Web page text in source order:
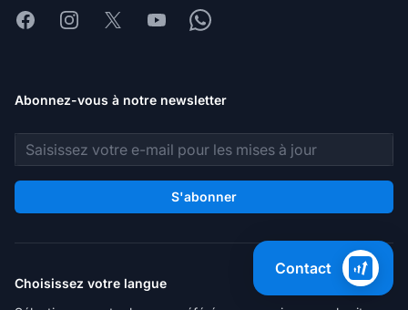
FacebookInstagram
X YoutubeWhatsapp
Abonnez-vous à notre newsletter
Adresse e-mail
S'abonner
Choisissez votre langue
Contact